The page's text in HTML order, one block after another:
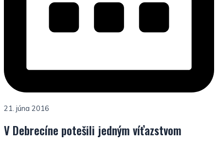
21. júna 2016
V Debrecíne potešili jedným víťazstvom